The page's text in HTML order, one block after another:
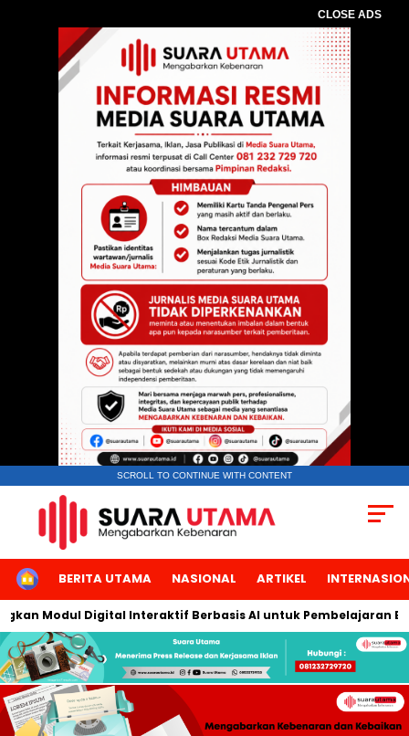
CLOSE ADS
SCROLL TO CONTINUE WITH CONTENT
HOMEBERITA UTAMA NASIONAL ARTIKEL
Digital Interaktif Berbasis AI untuk Pembelajaran Berbicara